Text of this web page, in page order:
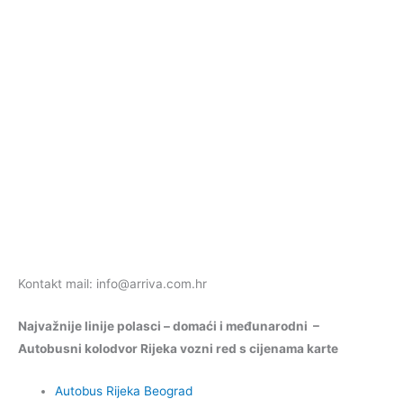
Kontakt mail: info@arriva.com.hr
Najvažnije linije polasci – domaći i međunarodni –
Autobusni kolodvor Rijeka vozni red s cijenama karte
Autobus Rijeka Beograd